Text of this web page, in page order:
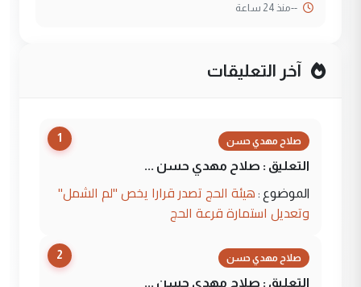
--منذ 24 ساعة
آخر التعليقات
1 صلاح مهدي حسن
التعليق : صلاح مهدي حسن ...
الموضوع : هيئة الحج تصدر قرارا يخص "لم الشمل"
وتعديل استمارة قرعة الحج
2 صلاح مهدي حسن
التعليق : صلاح مهدي حسن ...